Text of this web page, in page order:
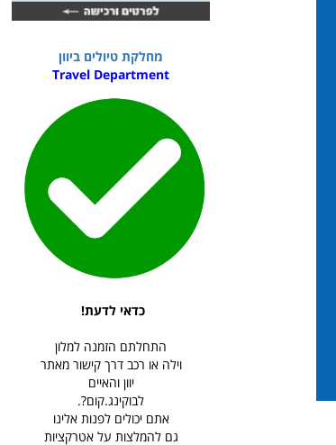
מחלקת טיולים ביוון
Travel Department
כדאי לדעת!
התחלתם הזמנה למלון
וילה או רכב דרך קישור מאתר
יוון והאיים
לבוקינג.קום?.
אתם יכולים לפנות אלינו
גם להמלצות על אטרקציות